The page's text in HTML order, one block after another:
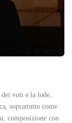
voti e la lode,
soprattutto come
composizione con